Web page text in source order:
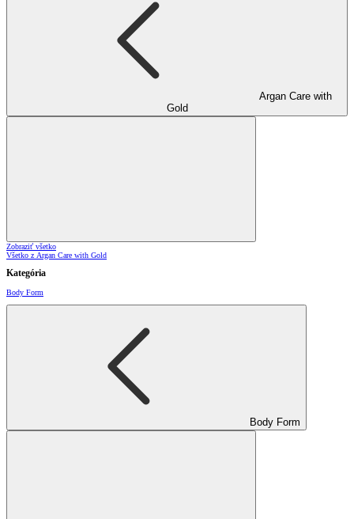
Argan Care with
Gold
Zobraziť všetko
Všetko z Argan Care with Gold
Kategória
Body Form
Body Form